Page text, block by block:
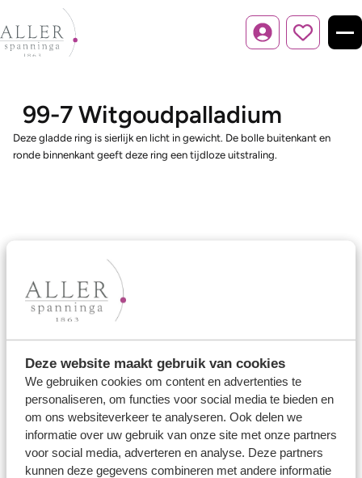
Deze website maakt gebruik van cookies
We gebruiken cookies om content en advertenties te
personaliseren, om functies voor social media te bieden en
om ons websiteverkeer te analyseren. Ook delen we
informatie over uw gebruik van onze site met onze partners
voor social media, adverteren en analyse. Deze partners
kunnen deze gegevens combineren met andere informatie
Inloggen
99-7 Witgoudpalladium
Deze gladde ring is sierlijk en licht in gewicht. De bolle buitenkant en
ronde binnenkant geeft deze ring een tijdloze uitstraling.
Ons aanbod
Trouwringen
Memoireringen
Verlovingsringen
Vriendschapsringen
Over ons
Aller Spanninga